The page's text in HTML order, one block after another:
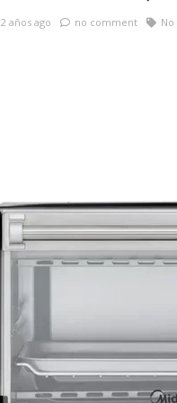
2 años ago no comment No